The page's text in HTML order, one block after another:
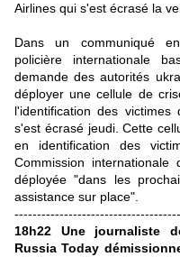
Airlines qui s'est écrasé la
Dans un communiqué
policière internationale
demande des autorités
déployer une cellule de
l'identification des
s'est écrasé jeudi. Cette
en identification des
Commission
déployée "dans les
assistance sur place".
18h22 Une journaliste
Russia Today